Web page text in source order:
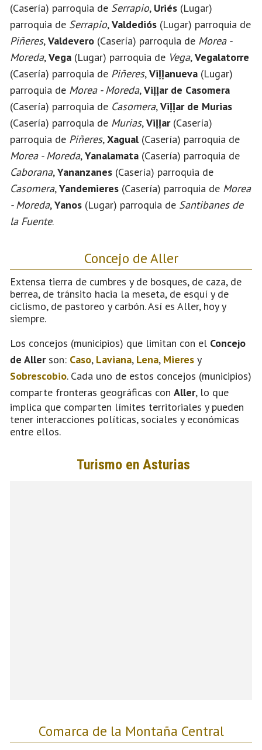
(Casería) parroquia de Serrapio, Uriés (Lugar)
parroquia de Serrapio, Valdediós (Lugar) parroquia de
Piñeres, Valdevero (Casería) parroquia de Morea -
Moreda, Vega (Lugar) parroquia de Vega, Vegalatorre
(Casería) parroquia de Piñeres, Viḷḷanueva (Lugar)
parroquia de Morea - Moreda, Viḷḷar de Casomera
(Casería) parroquia de Casomera, Viḷḷar de Murias
(Casería) parroquia de Murias, Viḷḷar(Casería)
parroquia de Piñeres, Xagual(Casería) parroquia de
Morea - Moreda, Yanalamata (Casería) parroquia de
Caborana, Yananzanes (Casería) parroquia de
Casomera, Yandemieres (Casería) parroquia de Morea
- Moreda, Yanos (Lugar) parroquia de Santibanes de
la Fuente.
Concejo de Aller
Extensa tierra de cumbres y de bosques, de caza, de
berrea, de tránsito hacia la meseta, de esquí y de
ciclismo, de pastoreo y carbón. Así es Aller, hoy y
siempre.
Los concejos (municipios) que limitan con el Concejo
de Allerson: Caso, Laviana, Lena, Mieres y
Sobrescobio. Cada uno de estos concejos (municipios)
comparte fronteras geográficas con Aller, lo que
implica que comparten límites territoriales y pueden
tener interacciones políticas, sociales y económicas
entre ellos.
Comarca de la Montaña Central